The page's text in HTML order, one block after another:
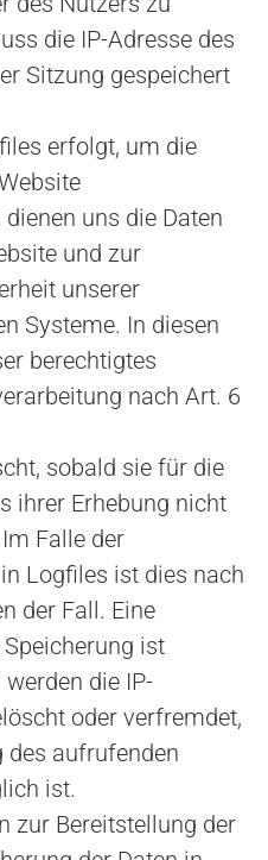
die IP-Adresse des
Sitzung gespeichert
erfolgt, um die
uns die Daten
und zur
unserer
Systeme. In diesen
berechtigtes
nach Art. 6
sobald sie für die
ihrer Erhebung nicht
Falle der
Logfiles ist dies nach
der Fall. Eine
ist
die IP-
oder verfremdet,
des aufrufenden
ist.
zur Bereitstellung der